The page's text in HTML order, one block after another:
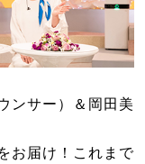
ンサー）＆岡田美
お届け！これまで